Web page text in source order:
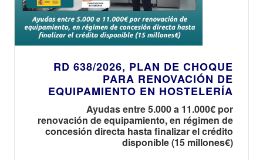
RD 638/2026, PLAN DE CHOQUE
PARA RENOVACIÓN DE
EQUIPAMIENTO EN HOSTELERÍA
Ayudas entre 5.000 a 11.000€ por
renovación de equipamiento, en régimen de
concesión directa hasta finalizar el crédito
disponible (15 millones€)